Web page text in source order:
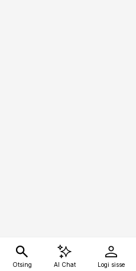
Otsing AI Chat Logi sisse